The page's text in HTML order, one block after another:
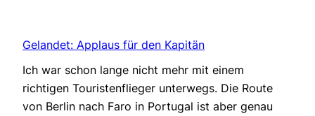
Gelandet: Applaus für den Kapitän
Ich war schon lange nicht mehr mit einem
richtigen Touristenflieger unterwegs. Die Route
von Berlin nach Faro in Portugal ist aber genau